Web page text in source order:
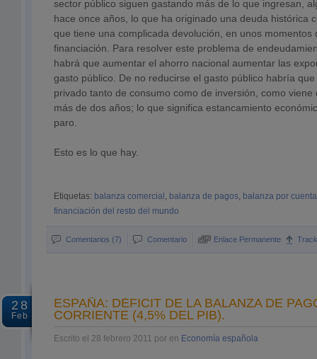
sector público siguen gastando más de lo que ingresan,
hace once años, lo que ha originado una deuda histórica
que tiene una complicada devolución, en unos momentos
financiación. Para resolver este problema de
habrá que aumentar el ahorro nacional aumentar las
gasto público. De no reducirse el gasto público habría
privado tanto de consumo como de inversión, como
más de dos años; lo que significa estancamiento
paro.
Esto es lo que hay.
Etiquetas: balanza comercial , balanza de pagos, balanza por
financiación del resto del mundo
Comentarios (7) Comentario Enlace Permanente
28
Feb
ESPAÑA: DÉFICIT DE LA BALANZA DE
CORRIENTE (4,5% DEL PIB).
Escrito el 28 febrero 2011 por en Economía española